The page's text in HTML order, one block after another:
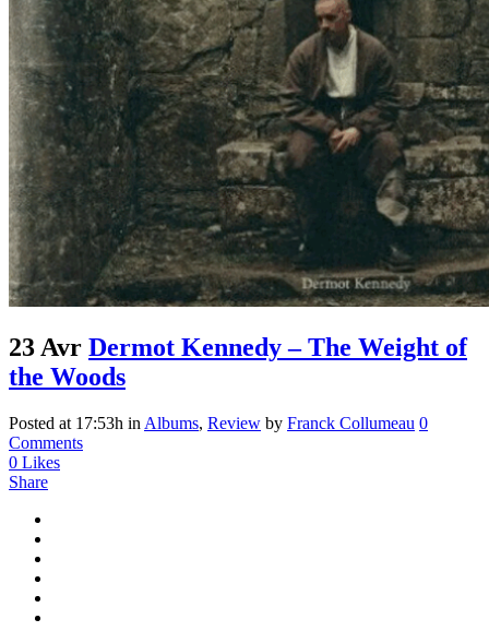
23 Avr Dermot Kennedy – The Weight of
the Woods
Posted at 17:53h in Albums, Review by Franck Collumeau 0
Comments
0 Likes
Share